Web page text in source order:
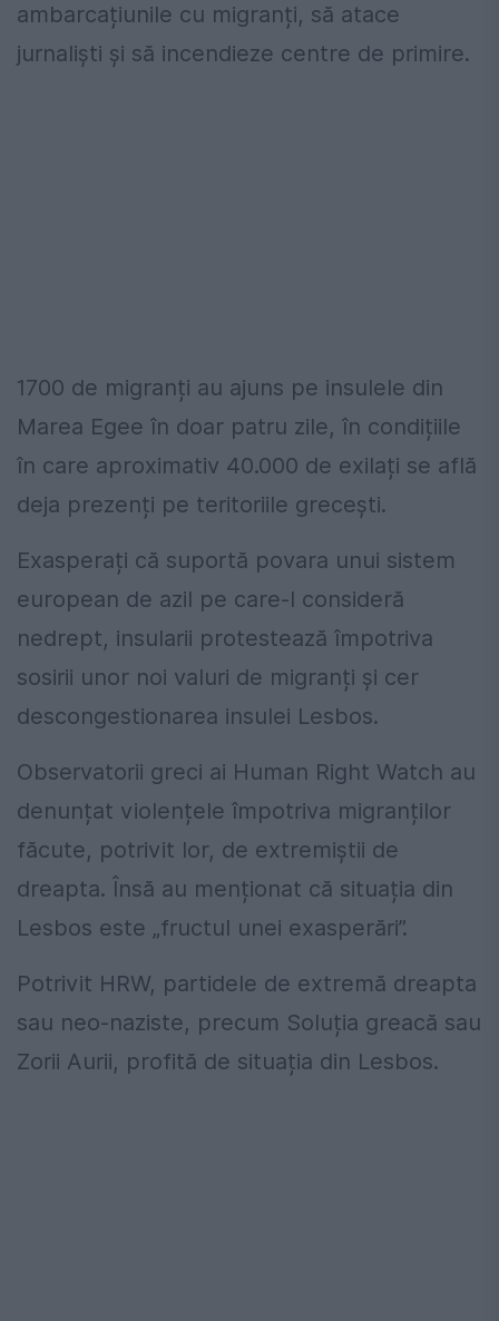
ambarcațiunile cu migranți, să atace
jurnaliști și să incendieze centre de primire.
1700 de migranți au ajuns pe insulele din
Marea Egee în doar patru zile, în condițiile
în care aproximativ 40.000 de exilați se află
deja prezenți pe teritoriile grecești.
Exasperați că suportă povara unui sistem
european de azil pe care-l consideră
nedrept, insularii protestează împotriva
sosirii unor noi valuri de migranți și cer
descongestionarea insulei Lesbos.
Observatorii greci ai Human Right Watch au
denunțat violențele împotriva migranților
făcute, potrivit lor, de extremiștii de
dreapta. Însă au menționat că situația din
Lesbos este „fructul unei exasperări”.
Potrivit HRW, partidele de extremă dreapta
sau neo-naziste, precum Soluția greacă sau
Zorii Aurii, profită de situația din Lesbos.